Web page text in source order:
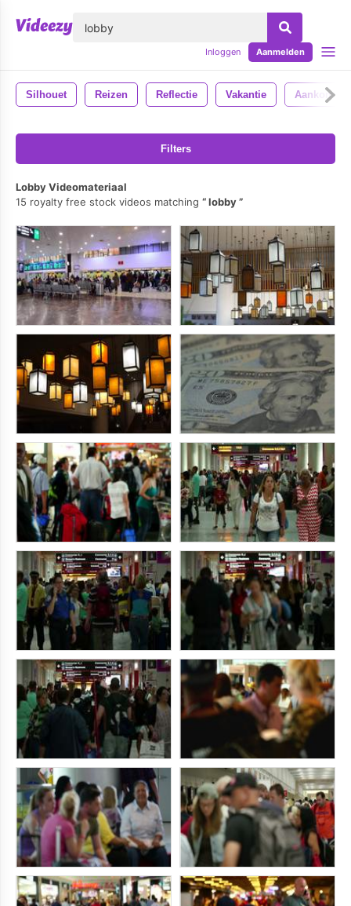
Inloggen Aanmelden
Silhouet Reizen Reflectie Vakantie Aankomen
Filters
Lobby Videomateriaal
15 royalty free stock videos matching
lobby